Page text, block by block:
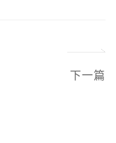
下一篇